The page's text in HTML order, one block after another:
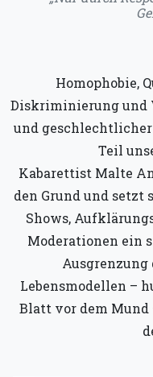
Homophobie,
Diskriminierung und
und
Teil
Kabarettist Malte
den Grund und setzt
Shows,
Moderationen ein
Ausgrenzung
Lebensmodellen –
Blatt vor dem Mund